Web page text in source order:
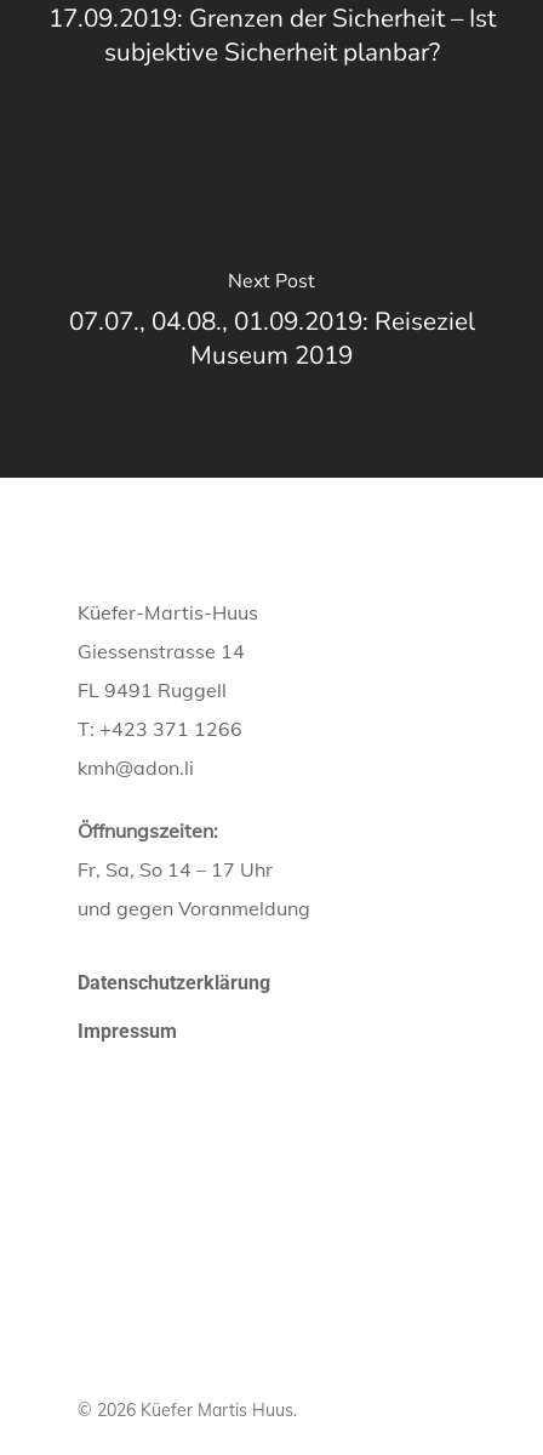
17.09.2019: Grenzen der Sicherheit – Ist
subjektive Sicherheit planbar?
Next Post
07.07., 04.08., 01.09.2019: Reiseziel
Museum 2019
Küefer-Martis-Huus
Giessenstrasse 14
FL 9491 Ruggell
T: +423 371 1266
kmh@adon.li
Öffnungszeiten:
Fr, Sa, So 14 – 17 Uhr
und gegen Voranmeldung
Datenschutzerklärung
Impressum
© 2026 Küefer Martis Huus.